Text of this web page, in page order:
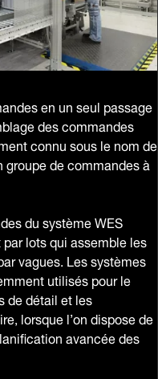
en un seul passage
des commandes
connu sous le nom de
groupe de commandes à
du système WES
lots qui assemble les
vagues. Les systèmes
utilisés pour le
de détail et les
lorsque l’on dispose de
avancée des